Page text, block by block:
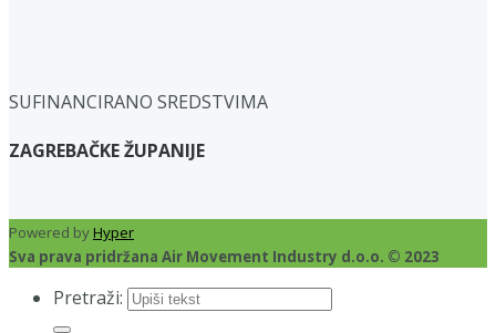
SUFINANCIRANO SREDSTVIMA
ZAGREBAČKE ŽUPANIJE
Powered byHyper
Sva prava pridržana Air Movement Industry d.o.o. © 2023
Pretraži: